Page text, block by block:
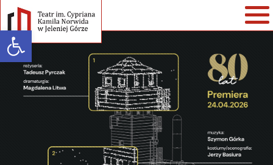
Open toolbar